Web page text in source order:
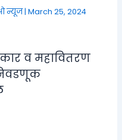
न्यूज|March 25, 2024
व महावितरण